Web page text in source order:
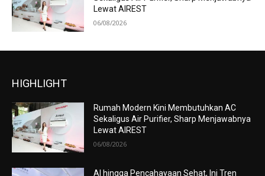
Lewat AIREST
06/08/2026
HIGHLIGHT
Rumah Modern Kini Membutuhkan AC
Sekaligus Air Purifier, Sharp Menjawabnya
Lewat AIREST
06/08/2026
AI hingga Pencahayaan Sehat, Ini Tren